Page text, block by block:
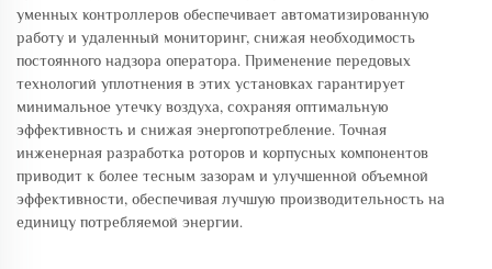
уменных контроллеров обеспечивает автоматизированную
работу и удаленный мониторинг, снижая необходимость
постоянного надзора оператора. Применение передовых
технологий уплотнения в этих установках гарантирует
минимальное утечку воздуха, сохраняя оптимальную
эффективность и снижая энергопотребление. Точная
инженерная разработка роторов и корпусных компонентов
приводит к более тесным зазорам и улучшенной объемной
эффективности, обеспечивая лучшую производительность на
единицу потребляемой энергии.